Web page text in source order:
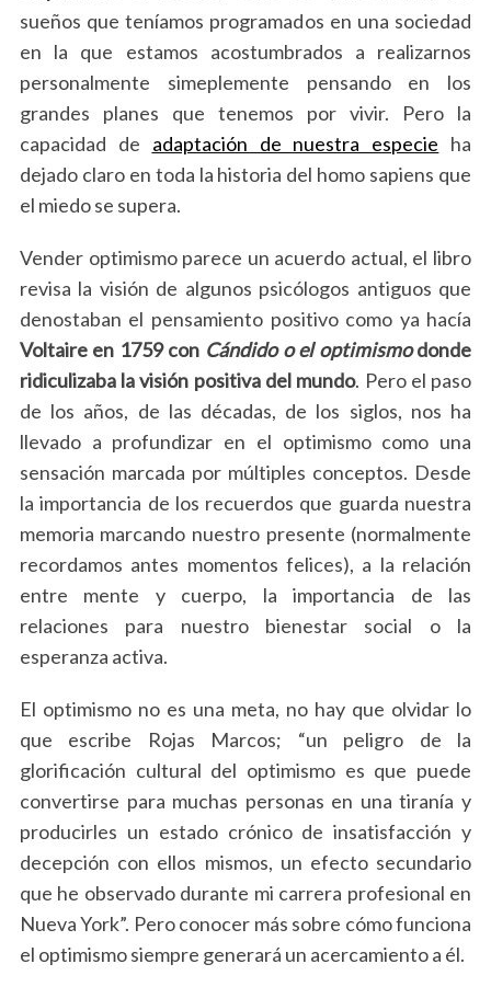
sueños que teníamos programados en una sociedad
en la que estamos acostumbrados a realizarnos
personalmente simeplemente pensando en los
grandes planes que tenemos por vivir. Pero la
capacidad de adaptación de nuestra especie ha
dejado claro en toda la historia del homo sapiens que
el miedo se supera.
Vender optimismo parece un acuerdo actual, el libro
revisa la visión de algunos psicólogos antiguos que
denostaban el pensamiento positivo como ya hacía
Voltaire en 1759 con Cándido o el optimismodonde
ridiculizaba la visión positiva del mundo. Pero el paso
de los años, de las décadas, de los siglos, nos ha
llevado a profundizar en el optimismo como una
sensación marcada por múltiples conceptos. Desde
la importancia de los recuerdos que guarda nuestra
memoria marcando nuestro presente (normalmente
recordamos antes momentos felices), a la relación
entre mente y cuerpo, la importancia de las
relaciones para nuestro bienestar social o la
esperanza activa.
El optimismo no es una meta, no hay que olvidar lo
que escribe Rojas Marcos; “un peligro de la
glorificación cultural del optimismo es que puede
convertirse para muchas personas en una tiranía y
producirles un estado crónico de insatisfacción y
decepción con ellos mismos, un efecto secundario
que he observado durante mi carrera profesional en
Nueva York”. Pero conocer más sobre cómo funciona
el optimismo siempre generará un acercamiento a él.
S
e
r
c
h
f